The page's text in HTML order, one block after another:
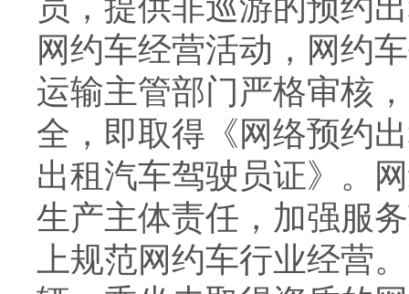
员，提供非巡游的预约
网约车经营活动，网约
运输主管部门严格审核
全，即取得《网络预约
出租汽车驾驶员证》。
生产主体责任，加强服
上规范网约车行业经营